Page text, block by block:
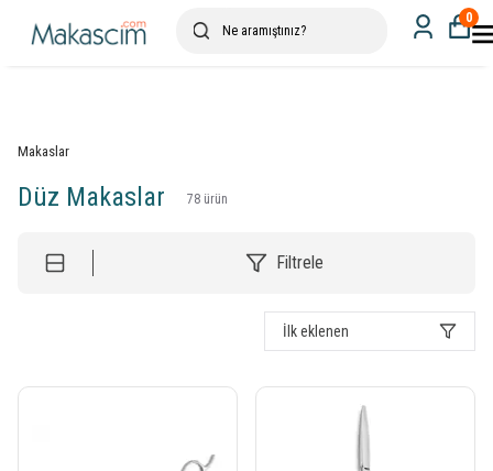
0
Makaslar
Düz Makaslar 78 ürün
Filtrele
İlk eklenen